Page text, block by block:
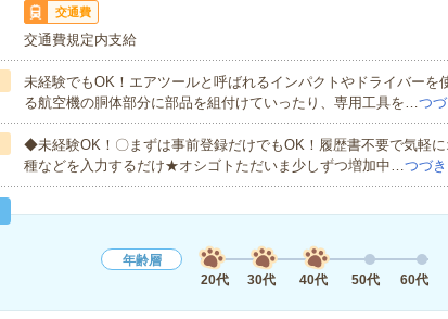
交通費
交通費規定内支給
未経験でもOK！エアツールと呼ばれるインパクトやドライバーを
る航空機の胴体部分に部品を組付けていったり、専用工具を…つ
◆未経験OK！〇まずは事前登録だけでもOK！履歴書不要で気軽
種などを入力するだけ★オシゴトただいま少しずつ増加中…つづ
年齢層
20代
30代 40代 50代 60代